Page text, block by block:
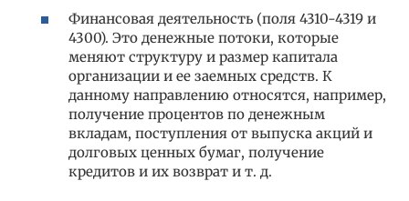
Финансовая деятельность (поля 4310-4319 и
4300). Это денежные потоки, которые
меняют структуру и размер капитала
организации и ее заемных средств. К
данному направлению относятся, например,
получение процентов по денежным
вкладам, поступления от выпуска акций и
долговых ценных бумаг, получение
кредитов и их возврат и т. д.